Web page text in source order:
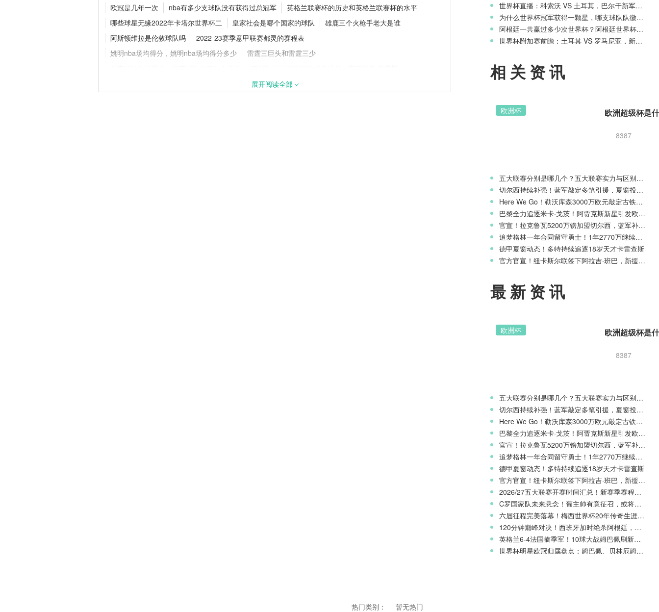
官方官宣！纽卡斯尔联签下阿拉吉·班
巴，新援身披8号战袍
欧冠是几年一次
nba有多少支球队没有获得过总冠军
英格兰联赛杯的历史和英格兰联赛杯的水平
哪些球星无缘2022年卡塔尔世界杯二
皇家社会是哪个国家的球队
雄鹿三个火枪手老大是谁
阿斯顿维拉是伦敦球队吗
2022-23赛季意甲联赛都灵的赛程表
姚明nba场均得分，姚明nba场均得分多少
雷霆三巨头和雷霆三少
西甲欧联杯名额分配
展开阅读全部
世界杯直播：科索沃 VS 土耳其，巴尔干新军迎战星月军团
为什么世界杯冠军获得一颗星，哪支球队队徽上星星最多？
阿根廷一共赢过多少次世界杯？阿根廷世界杯历史战绩一览
世界杯附加赛前瞻：土耳其 VS 罗马尼亚，新月之星主场冲击世界杯
相关资讯
欧洲杯
8387
五大联赛分别是哪几个？五大联赛实力与区别科普
切尔西持续补强！蓝军敲定多笔引援，夏窗投入稳居英超前列
Here We Go！勒沃库森3000万欧元敲定古铁雷斯，寻找格里马尔多继任者
巴黎全力追逐米卡·戈茨！阿贾克斯新星引发欧冠豪门争夺
官宣！拉克鲁瓦5200万镑加盟切尔西，蓝军补强后防线
追梦格林一年合同留守勇士！1年2770万继续搭档库里
德甲夏窗动态！多特持续追逐18岁天才卡雷查斯
官方官宣！纽卡斯尔联签下阿拉吉·班巴，新援身披8号战袍
最新资讯
欧洲杯
8387
五大联赛分别是哪几个？五大联赛实力与区别科普
切尔西持续补强！蓝军敲定多笔引援，夏窗投入稳居英超前列
Here We Go！勒沃库森3000万欧元敲定古铁雷斯，寻找格里马尔多继任者
巴黎全力追逐米卡·戈茨！阿贾克斯新星引发欧冠豪门争夺
官宣！拉克鲁瓦5200万镑加盟切尔西，蓝军补强后防线
追梦格林一年合同留守勇士！1年2770万继续搭档库里
德甲夏窗动态！多特持续追逐18岁天才卡雷查斯
官方官宣！纽卡斯尔联签下阿拉吉·班巴，新援身披8号战袍
2026/27五大联赛开赛时间汇总！新赛季赛程官宣
C罗国家队未来悬念！葡主帅有意征召，或将出战欧国联
六届征程完美落幕！梅西世界杯20年传奇生涯完整回顾
120分钟巅峰对决！西班牙加时绝杀阿根廷，斩获2026世界杯冠军
英格兰6-4法国摘季军！10球大战姆巴佩刷新世界杯纪录
世界杯明星欧冠归属盘点：姆巴佩、贝林厄姆新赛季欧战前景
热门类别： 暂无热门